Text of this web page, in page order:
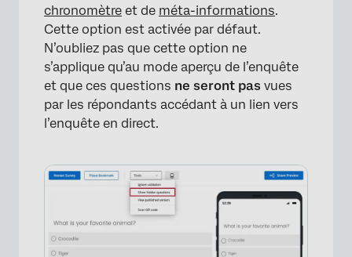
chronomètre et de méta-informations.
Cette option est activée par défaut.
N’oubliez pas que cette option ne
s’applique qu’au mode aperçu de l’enquête
et que ces questions ne seront pas vues
par les répondants accédant à un lien vers
l’enquête en direct.